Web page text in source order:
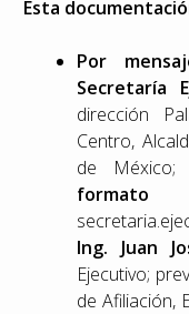
Esta
Por
Secretaría
dirección
Centro,
de
formato
Ing. Juan
Ejecutivo;
de Afiliación,